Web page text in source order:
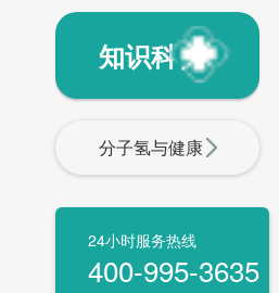
知识科普
分子氢与健康
24小时服务热线
400-995-3635